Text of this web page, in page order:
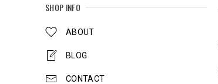
SHOP INFO
ABOUT
BLOG
CONTACT